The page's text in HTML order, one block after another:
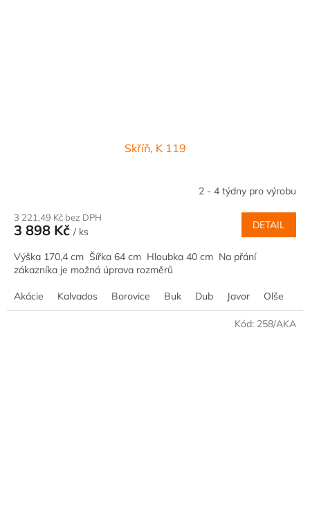
Skříň, K 119
2 - 4 týdny pro výrobu
3 221,49 Kč bez DPH
3 898 Kč / ks
DETAIL
Výška 170,4 cm Šířka 64 cm Hloubka 40 cm Na přání
zákazníka je možná úprava rozměrů
Akácie Kalvados Borovice Buk Dub Javor Olše
Kód: 258/AKA